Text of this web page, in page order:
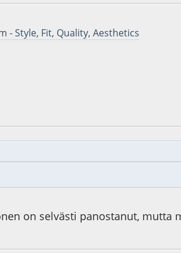
- Style, Fit, Quality, Aesthetics
on selvästi panostanut, mutta